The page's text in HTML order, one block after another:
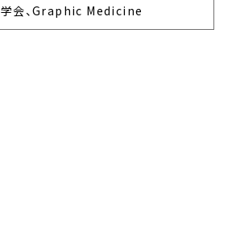
学会、Graphic Medicine